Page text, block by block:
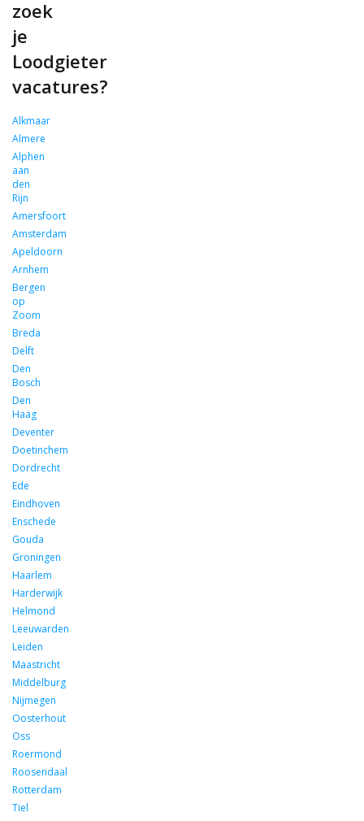
zoek
je
Loodgieter
vacatures?
Alkmaar
Almere
Alphen
aan
den
Rijn
Amersfoort
Amsterdam
Apeldoorn
Arnhem
Bergen
op
Zoom
Breda
Delft
Den
Bosch
Den
Haag
Deventer
Doetinchem
Dordrecht
Ede
Eindhoven
Enschede
Gouda
Groningen
Haarlem
Harderwijk
Helmond
Leeuwarden
Leiden
Maastricht
Middelburg
Nijmegen
Oosterhout
Oss
Roermond
Roosendaal
Rotterdam
Tiel